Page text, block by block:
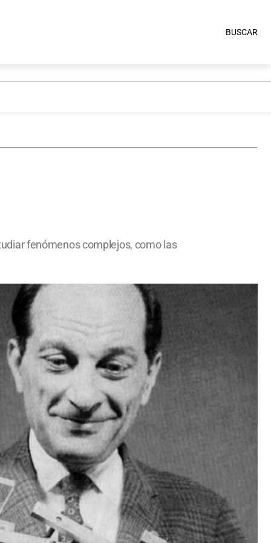
BUSCAR
fenómenos complejos, como las